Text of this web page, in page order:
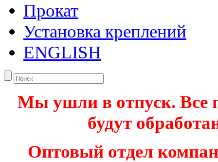
Прокат
Установка креплений
ENGLISH
Мы ушли в отпуск. Все
будут
Оптовый отдел